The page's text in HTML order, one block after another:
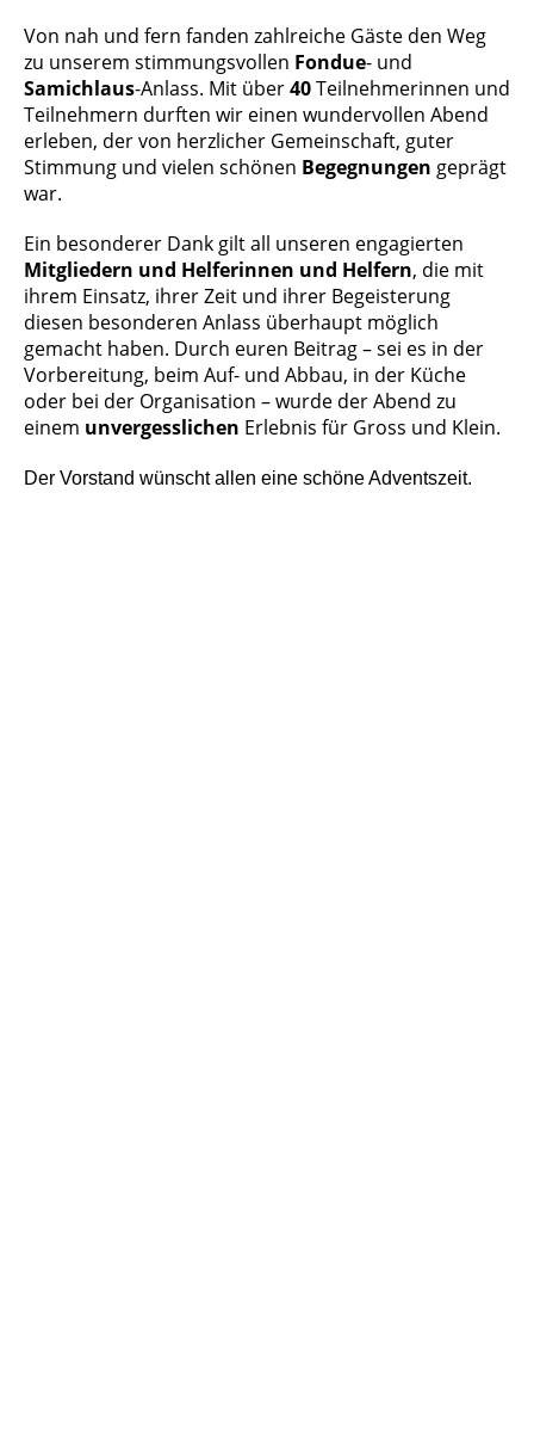
Von nah und fern fanden zahlreiche Gäste den Weg
zu unserem stimmungsvollen Fondue- und
Samichlaus-Anlass. Mit über40Teilnehmerinnen und
Teilnehmern durften wir einen wundervollen Abend
erleben, der von herzlicher Gemeinschaft, guter
Stimmung und vielen schönen Begegnungen geprägt
war.
Ein besonderer Dank gilt all unseren engagierten
Mitgliedern und Helferinnen und Helfern, die mit
ihrem Einsatz, ihrer Zeit und ihrer Begeisterung
diesen besonderen Anlass überhaupt möglich
gemacht haben. Durch euren Beitrag – sei es in der
Vorbereitung, beim Auf- und Abbau, in der Küche
oder bei der Organisation – wurde der Abend zu
einem unvergesslichen Erlebnis für Gross und Klein.
Der Vorstand wünscht allen eine schöne Adventszeit.